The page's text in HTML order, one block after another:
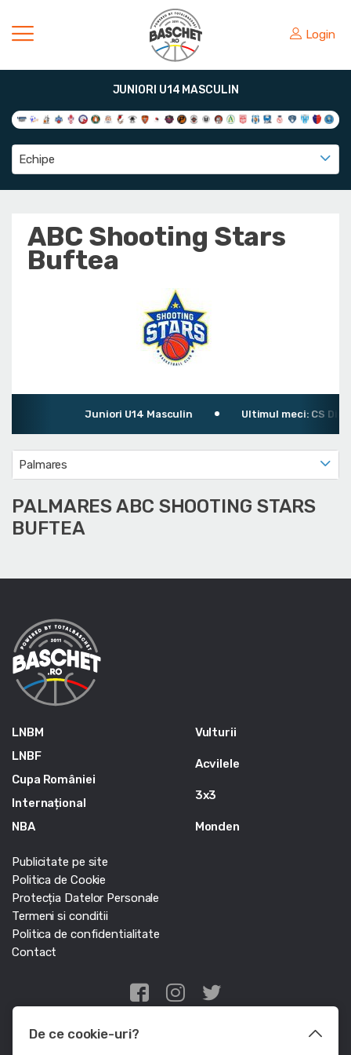
Login
JUNIORI U14 MASCULIN
Echipe
ABC Shooting Stars
Buftea
Juniori U14 Masculin Ultimul meci: CS
Palmares
PALMARES ABC SHOOTING STARS
BUFTEA
LNBM
LNBF
Cupa României
Internațional
NBA
Vulturii
Acvilele
3x3
Monden
Publicitate pe site
Politica de Cookie
Protecția Datelor Personale
Termeni si conditii
Politica de confidentialitate
Contact
Edris Digital Agency
De ce cookie-uri?